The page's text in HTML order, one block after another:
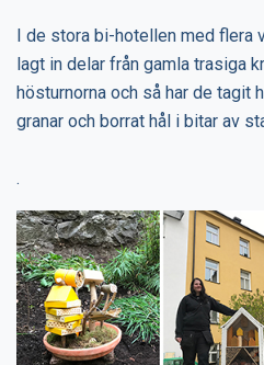
I de stora bi-hotellen med flera
lagt in delar från gamla trasiga
hösturnorna och så har de tagit
granar och borrat hål i bitar av
.